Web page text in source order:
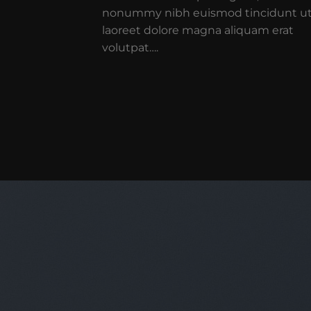
nonummy nibh euismod tincidunt
laoreet dolore magna aliquam erat
volutpat….